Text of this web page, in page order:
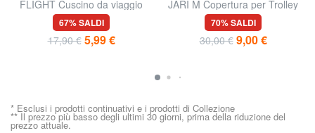
FLIGHT Cuscino da viaggio
67% SALDI
17,90 € 5,99 €
JARI M Copertura per Trolley
Medio
70% SALDI
30,00 € 9,00 €
* Esclusi i prodotti continuativi e i prodotti di Collezione
** Il prezzo più basso degli ultimi 30 giorni, prima della riduzione del
prezzo attuale.